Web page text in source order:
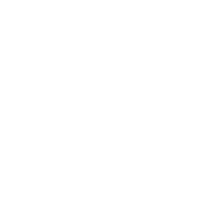
Настольная игра